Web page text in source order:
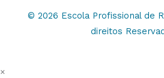
© 2026 Escola Profissional de
direitos
×